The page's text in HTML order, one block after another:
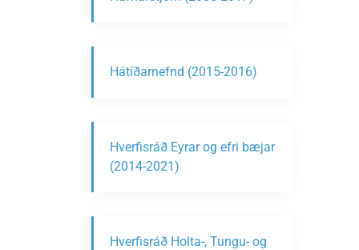
Hátíðarnefnd (2015-2016)
Hverfisráð Eyrar og efri bæjar
(2014-2021)
Hverfisráð Holta-, Tungu- og